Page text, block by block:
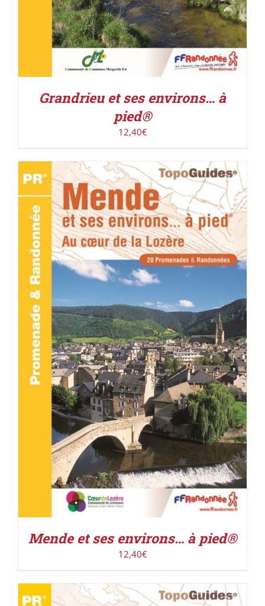
Grandrieu et ses environs… à
pied®
12,40€
ACHETER LE PRODUIT / DÉTAILS
Mende et ses environs… à pied®
12,40€